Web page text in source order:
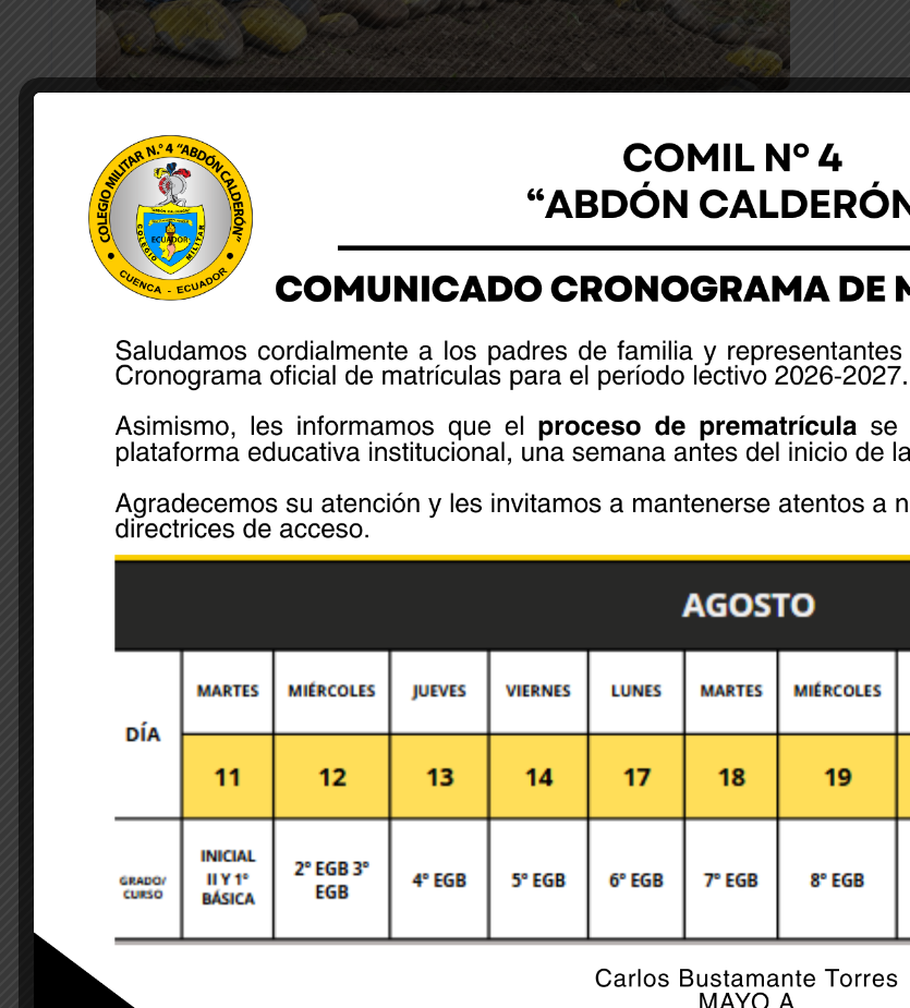
by Lourdes Quezada
El pasado sábado 18 de octubre los padres de familia de la escuela básica realizarón una
minga para la adecuación y siembra del “Huerto Escolar” de la institución. Agradecemos
profundamente la participación de nuestros padres y madres de familia del nivel básico
quienes con gran entusiasmo se unieron a esta causa.
Share:
Leave A Comment